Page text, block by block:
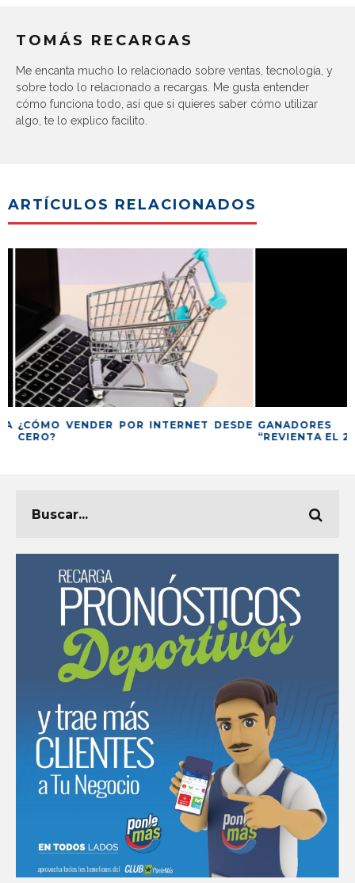
TOMÁS RECARGAS
Me encanta mucho lo relacionado sobre ventas, tecnología, y
sobre todo lo relacionado a recargas. Me gusta entender
cómo funciona todo, así que si quieres saber cómo utilizar
algo, te lo explico facilito.
ARTÍCULOS RELACIONADOS
¿CÓMO VENDER POR INTERNET DESDE
CERO?
GANADORES
“REVIENTA EL